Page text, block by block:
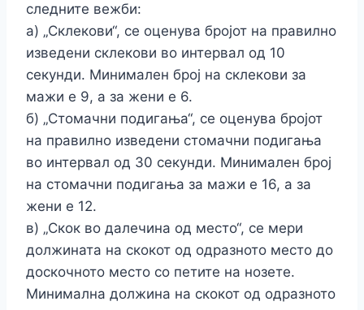
следните вежби:
а) „Склекови“, се оценува бројот на правилно
изведени склекови во интервал од 10
секунди. Минимален број на склекови за
мажи е 9, а за жени е 6.
б) „Стомачни подигања“, се оценува бројот
на правилно изведени стомачни подигања
во интервал од 30 секунди. Минимален број
на стомачни подигања за мажи е 16, а за
жени е 12.
в) „Скок во далечина од место“, се мери
должината на скокот од одразното место до
доскочното место со петите на нозете.
Минимална должина на скокот од одразното